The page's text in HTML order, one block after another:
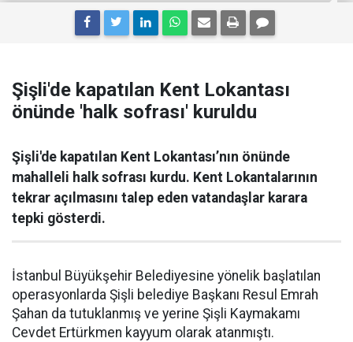
Şişli'de kapatılan Kent Lokantası
önünde 'halk sofrası' kuruldu
Şişli'de kapatılan Kent Lokantası’nın önünde
mahalleli halk sofrası kurdu. Kent Lokantalarının
tekrar açılmasını talep eden vatandaşlar karara
tepki gösterdi.
İstanbul Büyükşehir Belediyesine yönelik başlatılan
operasyonlarda Şişli belediye Başkanı Resul Emrah
Şahan da tutuklanmış ve yerine Şişli Kaymakamı
Cevdet Ertürkmen kayyum olarak atanmıştı.